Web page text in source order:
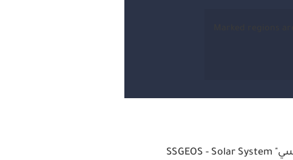
ويرأس الباحث الهولندي هوغربيتس هيئة "استبيان هندسة النظام الشمسي" SSGEOS - Solar System